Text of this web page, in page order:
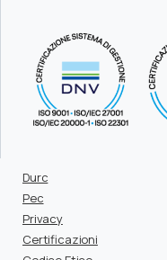
Durc
Pec
Privacy
Certificazioni